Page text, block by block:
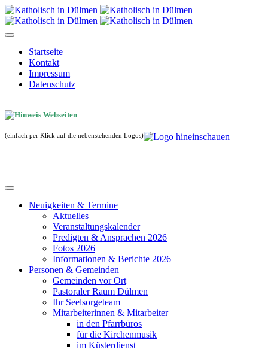
Startseite
Kontakt
Impressum
Datenschutz
(einfach per Klick auf die nebenstehenden Logos)
Neuigkeiten & Termine
Aktuelles
Veranstaltungskalender
Predigten & Ansprachen 2026
Fotos 2026
Informationen & Berichte 2026
Personen & Gemeinden
Gemeinden vor Ort
Pastoraler Raum Dülmen
Ihr Seelsorgeteam
Mitarbeiterinnen & Mitarbeiter
in den Pfarrbüros
für die Kirchenmusik
im Küsterdienst